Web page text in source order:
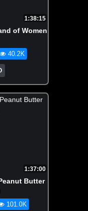
1:38:15
of Women
40.2K
1:37:00
Butter
101.0K